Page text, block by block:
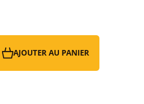
AJOUTER AU PANIER